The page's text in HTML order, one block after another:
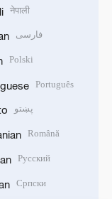
नेपाली
فارسی
Polski
Português
پښتو
Română
Русский
Српски